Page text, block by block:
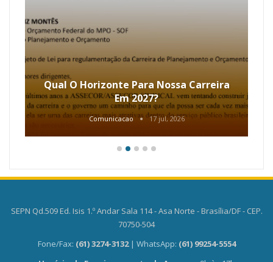
Qual O Horizonte Para Nossa Carreira
Em 2027?
Comunicacao 17 jul, 2026
SEPN Qd.509 Ed. Isis 1.º Andar Sala 114 - Asa Norte - Brasília/DF - CEP.
70750-504
Fone/Fax: (61) 3274-3132 | WhatsApp: (61) 99254-5554